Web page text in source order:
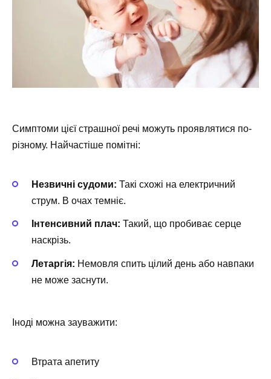
Симптоми цієї страшної речі можуть проявлятися по-
різному. Найчастіше помітні:
Незвичні судоми: Такі схожі на електричний
струм. В очах темніє.
Інтенсивний плач: Такий, що пробиває серце
наскрізь.
Летаргія: Немовля спить цілий день або навпаки
не може заснути.
Іноді можна зауважити:
Втрата апетиту